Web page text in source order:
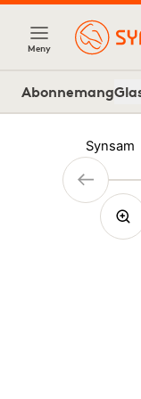
Meny
Abonnemang
Synsam